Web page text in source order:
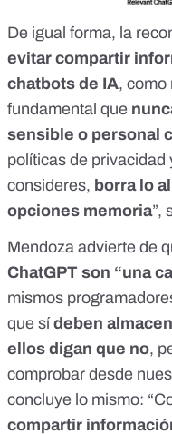
De igual forma, la
evitar compartir
chatbots de IA, como
fundamental que
sensible o personal
políticas de privacidad
consideres, borra lo
opciones memoria”,
Mendoza advierte de
ChatGPT son “una
mismos
que sídeben
ellos digan que no,
comprobar desde
concluye lo mismo:
compartir